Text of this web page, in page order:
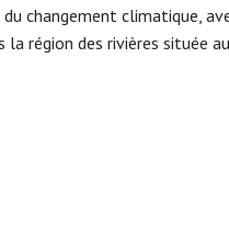
changement climatique,
région des rivières située